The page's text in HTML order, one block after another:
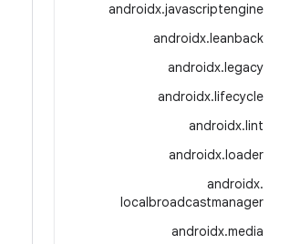
androidx.javascriptengine
androidx.leanback
androidx.legacy
androidx.lifecycle
androidx.lint
androidx.loader
androidx.
localbroadcastmanager
androidx.media